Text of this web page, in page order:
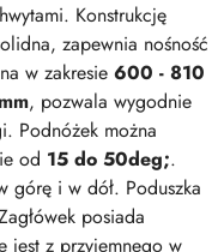
Konstrukcję
zapewnia nośność
w zakresie 600 - 810
, pozwala wygodnie
Podnóżek można
od 15 do 50deg;.
górę i w dół. Poduszka
posiada
jest z przyjemnego w